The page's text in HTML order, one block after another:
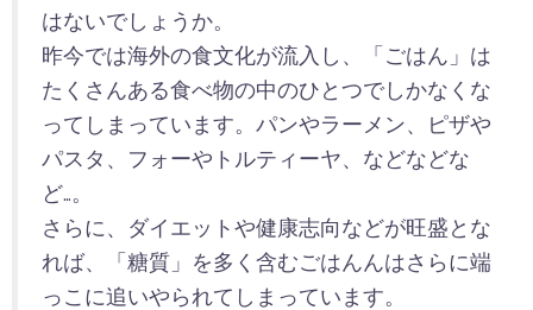
はないでしょうか。
昨今では海外の食文化が流入し、「ごはん」は
たくさんある食べ物の中のひとつでしかなくな
ってしまっています。パンやラーメン、ピザや
パスタ、フォーやトルティーヤ、などなどな
ど…。
さらに、ダイエットや健康志向などが旺盛とな
れば、「糖質」を多く含むごはんんはさらに端
っこに追いやられてしまっています。